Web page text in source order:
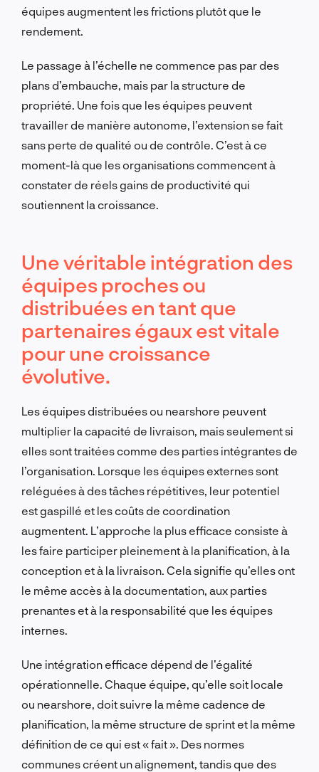
équipes augmentent les frictions plutôt que le
rendement.
Le passage à l’échelle ne commence pas par des
plans d’embauche, mais par la structure de
propriété. Une fois que les équipes peuvent
travailler de manière autonome, l’extension se fait
sans perte de qualité ou de contrôle. C’est à ce
moment-là que les organisations commencent à
constater de réels gains de productivité qui
soutiennent la croissance.
Une véritable intégration des
équipes proches ou
distribuées en tant que
partenaires égaux est vitale
pour une croissance
évolutive.
Les équipes distribuées ou nearshore peuvent
multiplier la capacité de livraison, mais seulement si
elles sont traitées comme des parties intégrantes de
l’organisation. Lorsque les équipes externes sont
reléguées à des tâches répétitives, leur potentiel
est gaspillé et les coûts de coordination
augmentent. L’approche la plus efficace consiste à
les faire participer pleinement à la planification, à la
conception et à la livraison. Cela signifie qu’elles ont
le même accès à la documentation, aux parties
prenantes et à la responsabilité que les équipes
internes.
Une intégration efficace dépend de l’égalité
opérationnelle. Chaque équipe, qu’elle soit locale
ou nearshore, doit suivre la même cadence de
planification, la même structure de sprint et la même
définition de ce qui est « fait ». Des normes
communes créent un alignement, tandis que des